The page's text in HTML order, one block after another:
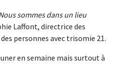
sommes dans un lieu
Laffont, directrice des
personnes avec trisomie 21.
en semaine mais surtout à